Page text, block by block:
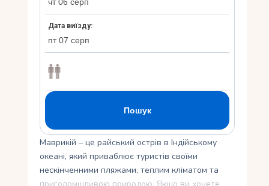
Маврикій – це райський острів в Індійському
океані, який приваблює туристів своїми
нескінченними пляжами, теплим кліматом та